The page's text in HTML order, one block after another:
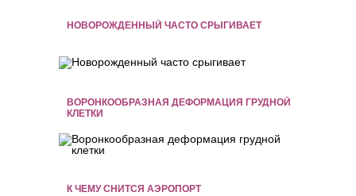
НОВОРОЖДЕННЫЙ ЧАСТО СРЫГИВАЕТ
ВОРОНКООБРАЗНАЯ ДЕФОРМАЦИЯ ГРУДНОЙ
КЛЕТКИ
К ЧЕМУ СНИТСЯ АЭРОПОРТ